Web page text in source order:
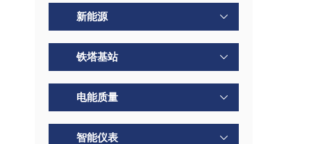
新能源
铁塔基站
电能质量
智能仪表